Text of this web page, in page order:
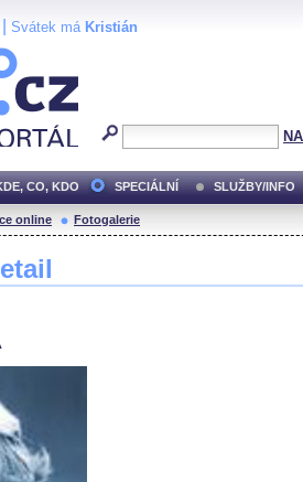
Svátek má Kristián
CO, KDO SPECIÁLNÍ SLUŽBY/INFO
online Fotogalerie